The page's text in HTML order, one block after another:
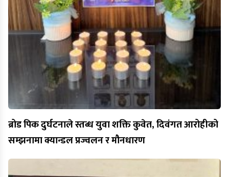
ब्रोड पिक दुर्घटनाले स्तब्ध युवा शक्ति कुवेत, दिवंगत आरोहीको
सम्झनामा क्यान्डल प्रज्वलन र मौनधारण